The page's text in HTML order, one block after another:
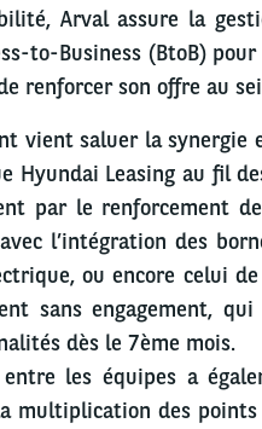
Arval assure la
to-Business (BtoB)
renforcer son offre au
vient saluer la
Hyundai Leasing au fil
par le renforcement
l’intégration des
ou encore celui
sans engagement,
dès le 7ème mois.
les équipes a
multiplication des